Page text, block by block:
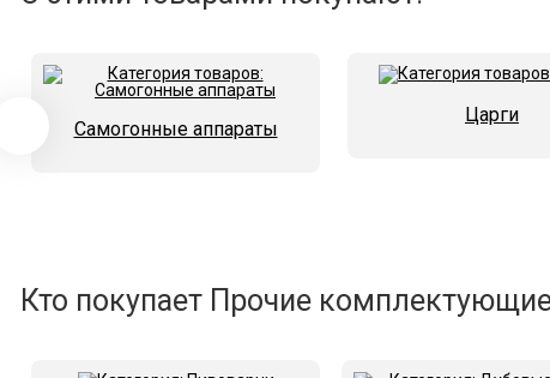
Самогонные аппараты
Царги
Кто покупает Прочие